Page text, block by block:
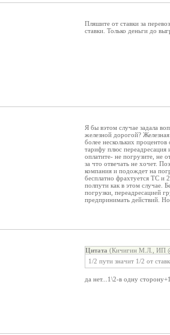
Пляшите от ставки за
ставки. Только деньги до
Я бы вэтом случае задала
железной дорогой?
более нескольких
тарифу плюс переадресация
оплатите- не погрузите, не
за что отвечать не хочет.
компания и подождет на
бесплатно фрахтуется ТС и
полпути как в этом случае.
погрузки, переадресацией
предпринимать действий.
Цитата (Кичигин М.Л., ИП
1/2 пути значит 1/2 от
да нет...1\2-в одну